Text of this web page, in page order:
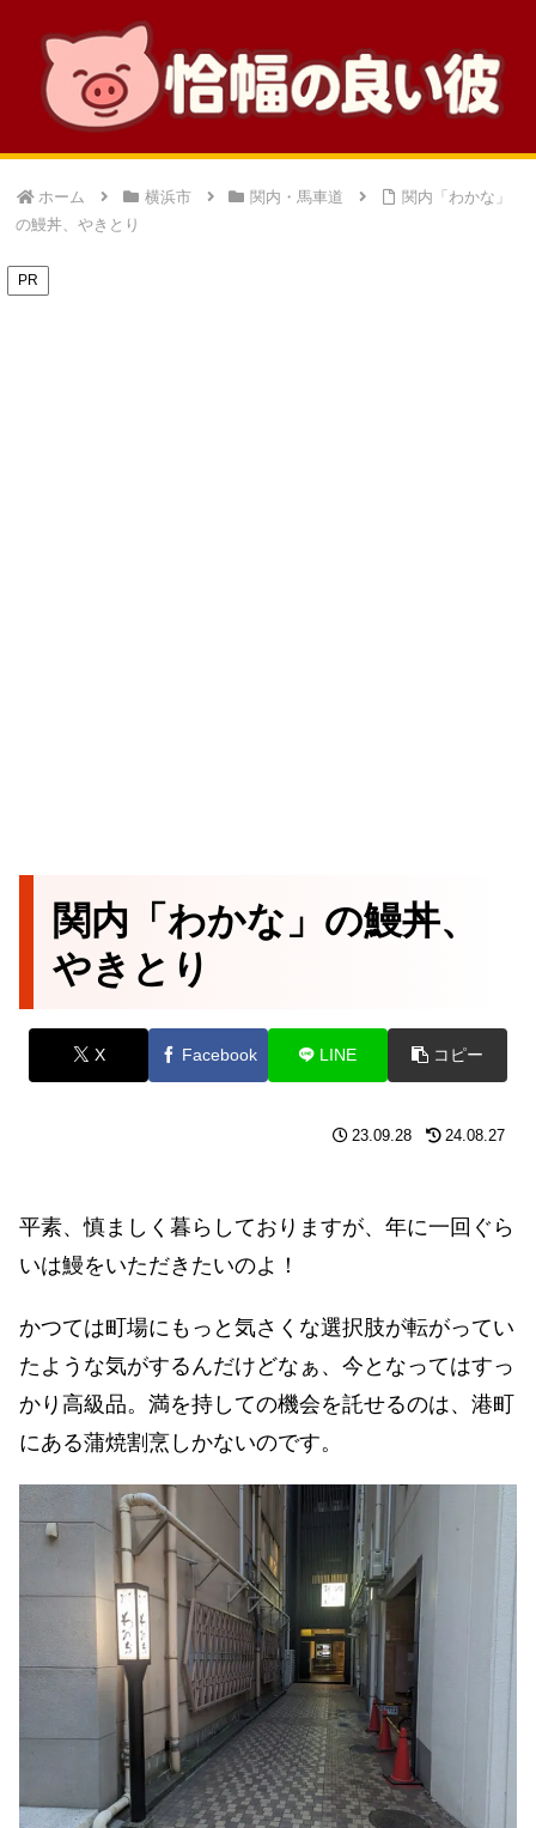
ホーム 横浜市 関内・馬車道
関内「わかな」
の鰻丼、やきとり
PR
関内「わかな」の鰻丼、
やきとり
X Facebook LINE コピー
23.09.28 24.08.27
平素、慎ましく暮らしておりますが、年に一回ぐら
いは鰻をいただきたいのよ！
かつては町場にもっと気さくな選択肢が転がってい
たような気がするんだけどなぁ、今となってはすっ
かり高級品。満を持しての機会を託せるのは、港町
にある蒲焼割烹しかないのです。